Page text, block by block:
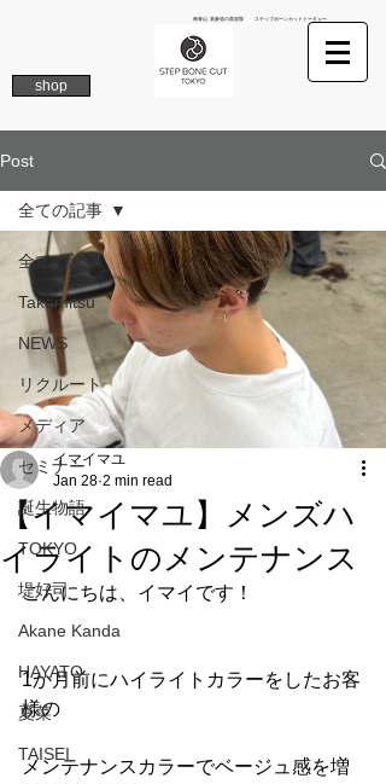
南青山 表参道の美容院 ステップボーンカットトーキョー
shop
Post
全ての記事
Takamitsu
NEWS
リクルート
メディア
セミナー
誕生物語
TOKYO
堤好司
Akane Kanda
HAYATO
夏菜
TAISEI
全ての記事
【イマイマユ】メンズハ
イライトのメンテナンス
イマイマユ
Jan 28 2 min read
こんにちは、イマイです！
1か月前にハイライトカラーをしたお客
様の
メンテナンスカラーでベージュ感を増